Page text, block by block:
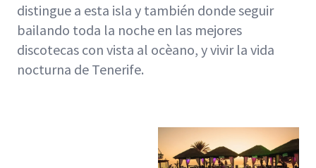
distingue a esta isla y también donde seguir
bailando toda la noche en las mejores
discotecas con vista al ocèano, y vivir la vida
nocturna de Tenerife.